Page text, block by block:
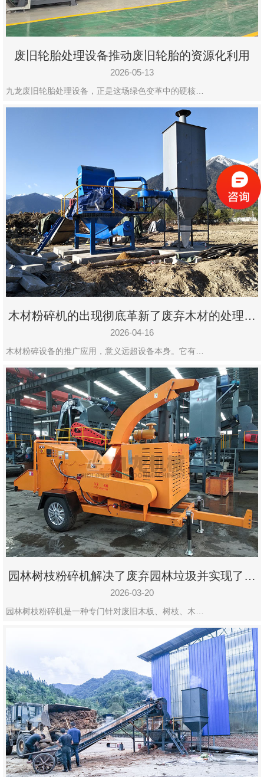
废旧轮胎处理设备推动废旧轮胎的资源化利用
2026-05-13
九龙废旧轮胎处理设备，正是这场绿色变革中的硬核…
木材粉碎机的出现彻底革新了废弃木材的处理模
式
2026-04-16
木材粉碎设备的推广应用，意义远超设备本身。它有…
园林树枝粉碎机解决了废弃园林垃圾并实现了再
利用
2026-03-20
园林树枝粉碎机是一种专门针对废旧木板、树枝、木…